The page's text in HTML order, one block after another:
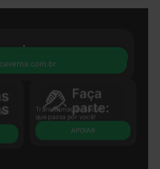
Transformação Social
que passa por você!
APOIAR